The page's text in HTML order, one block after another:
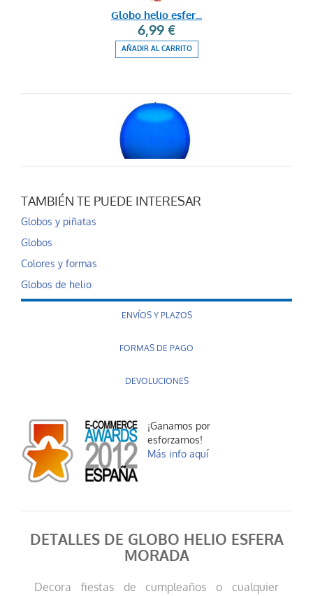
Globo helio esfer...
6,99 €
AÑADIR AL CARRITO
6,99 €
AÑADIR AL CARRITO
TAMBIÉN TE PUEDE INTERESAR
Globos y piñatas
Globos
Colores y formas
Globos de helio
ENVÍOS Y PLAZOS
FORMAS DE PAGO
DEVOLUCIONES
¡Ganamos por
esforzarnos!
Más info aquí
DETALLES DE GLOBO HELIO ESFERA
MORADA
Decora fiestas de cumpleaños o cualquier